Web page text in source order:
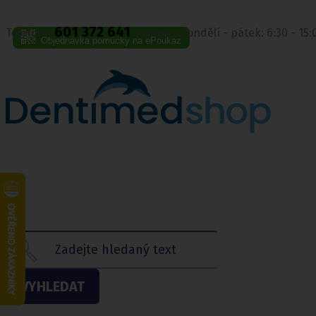
Telefon: 601 372 641 Volejte pondělí - pátek: 6:30 -
Objednávka pomůcky na ePoukaz
VYHLEDAT